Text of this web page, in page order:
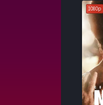
1080p